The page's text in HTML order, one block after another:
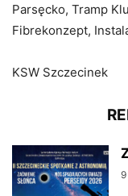
Parsęcko, Tramp
Fibrekonzept,
KSW Szczecinek